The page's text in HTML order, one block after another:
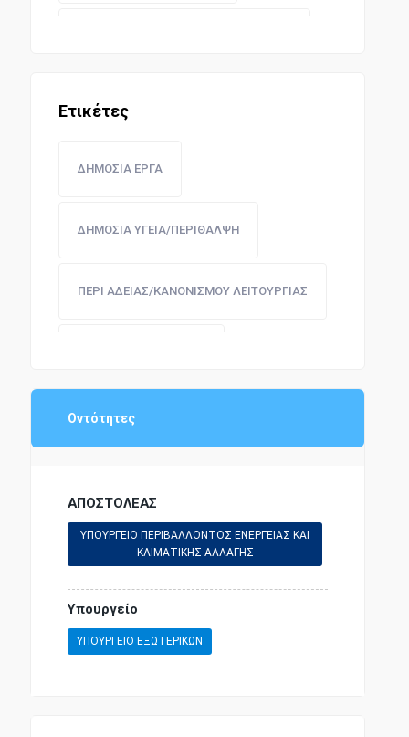
ΕΘΝΙΚΗ ΟΙΚΟΝΟΜΙΑ
ΕΜΠΟΡΙΚΗ ΝΟΜΟΘΕΣΙΑ
ΕΜΠΟΡΙΚΗ ΝΑΥΤΙΛΙΑ
Ετικέτες
ΔΗΜΟΣΙΑ ΕΡΓΑ
ΔΗΜΟΣΙΑ ΥΓΕΙΑ/ΠΕΡΙΘΑΛΨΗ
ΠΕΡΙ ΑΔΕΙΑΣ/ΚΑΝΟΝΙΣΜΟΥ ΛΕΙΤΟΥΡΓΙΑΣ
ΠΡΟΕΔΡΙΚΟ ΔΙΑΤΑΓΜΑ
Οντότητες
ΑΠΟΣΤΟΛΕΑΣ
ΥΠΟΥΡΓΕΙΟ ΠΕΡΙΒΑΛΛΟΝΤΟΣ ΕΝΕΡΓΕΙΑΣ ΚΑΙ
ΚΛΙΜΑΤΙΚΗΣ ΑΛΛΑΓΗΣ
Υπουργείο
ΥΠΟΥΡΓΕΙΟ ΕΞΩΤΕΡΙΚΩΝ